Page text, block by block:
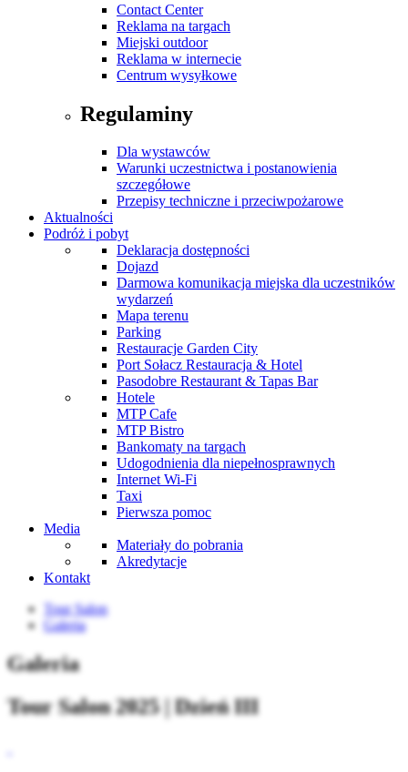
Contact Center
Reklama na targach
Miejski outdoor
Reklama w internecie
Centrum wysyłkowe
Regulaminy
Dla wystawców
Warunki uczestnictwa i postanowienia
szczegółowe
Przepisy techniczne i przeciwpożarowe
Aktualności
Podróż i pobyt
Deklaracja dostępności
Dojazd
Darmowa komunikacja miejska dla uczestników
wydarzeń
Mapa terenu
Parking
Restauracje Garden City
Port Sołacz Restauracja & Hotel
Pasodobre Restaurant & Tapas Bar
Hotele
MTP Cafe
MTP Bistro
Bankomaty na targach
Udogodnienia dla niepełnosprawnych
Internet Wi-Fi
Taxi
Pierwsza pomoc
Media
Materiały do pobrania
Akredytacje
Kontakt
Tour Salon
Galeria
Galeria
Tour Salon 2025 | Dzień III